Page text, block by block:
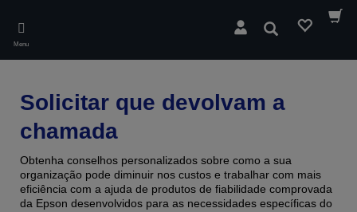
main
content
Menu
Pesquisar
Solicitar que devolvam a
chamada
Obtenha conselhos personalizados sobre como a sua
organização pode diminuir nos custos e trabalhar com mais
eficiência com a ajuda de produtos de fiabilidade comprovada ​​
da Epson desenvolvidos para as necessidades específicas do